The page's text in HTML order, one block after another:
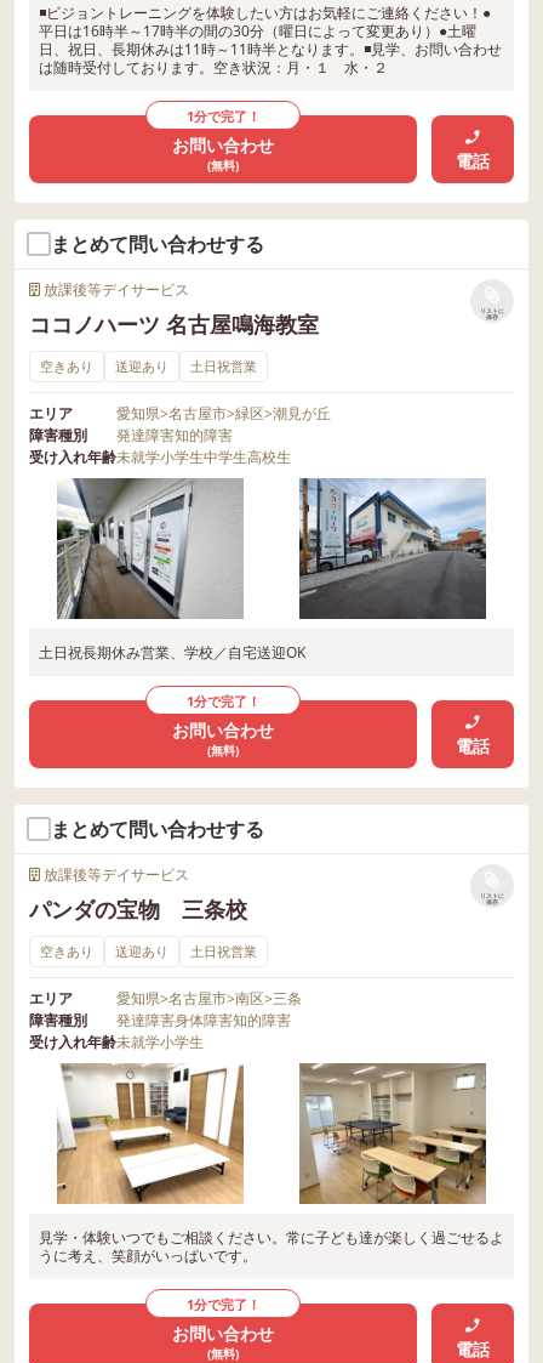
◾️ビジョントレーニングを体験したい方はお気軽にご連絡ください！●
平日は16時半～17時半の間の30分（曜日によって変更あり）●土曜
日、祝日、長期休みは11時～11時半となります。◾️見学、お問い合わせ
は随時受付しております。空き状況：月・１ 水・２
1分で完了！
お問い合わせ
(無料) 電話
まとめて問い合わせする
放課後等デイサービス
ココノハーツ 名古屋鳴海教室
リストに
保存
空きあり 送迎あり 土日祝営業
エリア 愛知県>名古屋市>緑区>潮見が丘
障害種別
発達障害知的障害
受け入れ年齢未就学小学生中学生高校生
土日祝長期休み営業、学校／自宅送迎OK
1分で完了！
お問い合わせ
(無料) 電話
まとめて問い合わせする
放課後等デイサービス
パンダの宝物 三条校
リストに
保存
空きあり 送迎あり 土日祝営業
エリア 愛知県>名古屋市>南区>三条
障害種別
発達障害身体障害知的障害
受け入れ年齢未就学小学生
見学・体験いつでもご相談ください。常に子ども達が楽しく過ごせるよ
うに考え、笑顔がいっぱいです。
1分で完了！
お問い合わせ
(無料) 電話